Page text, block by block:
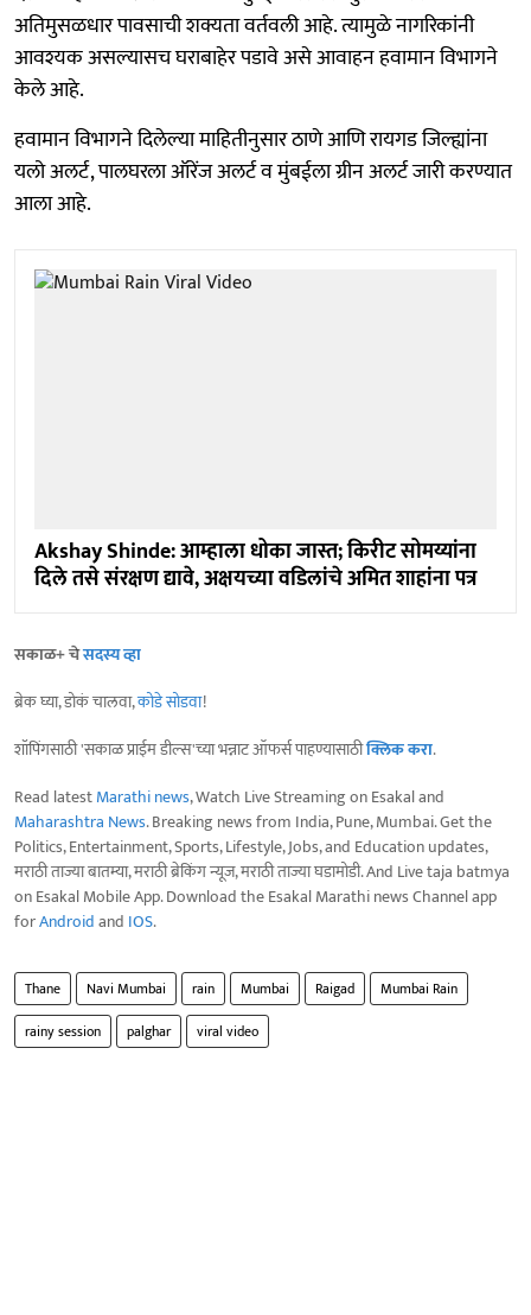
अतिमुसळधार पावसाची शक्यता वर्तवली आहे. त्यामुळे नागरिकांनी
आवश्यक असल्यासच घराबाहेर पडावे असे आवाहन हवामान विभागने
केले आहे.
हवामान विभागने दिलेल्या माहितीनुसार ठाणे आणि रायगड जिल्ह्यांना
यलो अलर्ट, पालघरला ऑरेंज अलर्ट व मुंबईला ग्रीन अलर्ट जारी करण्यात
आला आहे.
Akshay Shinde: आम्हाला धोका जास्त; किरीट सोमय्यांना
दिले तसे संरक्षण द्यावे, अक्षयच्या वडिलांचे अमित शाहांना पत्र
सकाळ+ चेसदस्य व्हा
ब्रेक घ्या, डोकं चालवा,कोडे सोडवा!
शॉपिंगसाठी 'सकाळ प्राईम डील्स'च्या भन्नाट ऑफर्स पाहण्यासाठीक्लिक करा.
Read latestMarathi news, Watch Live Streaming on Esakal and
Maharashtra News. Breaking news from India, Pune, Mumbai. Get the
Politics, Entertainment, Sports, Lifestyle, Jobs, and Education updates,
मराठी ताज्या बातम्या, मराठी ब्रेकिंग न्यूज, मराठी ताज्या घडामोडी. And Live taja batmya
on Esakal Mobile App. Download the Esakal Marathi news Channel app
forAndroidand IOS.
Thane Navi Mumbai rain Mumbai Raigad
Mumbai Rain
rainy session
palghar viral video